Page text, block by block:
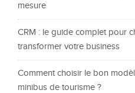
mesure
CRM : le guide complet pour
transformer votre business
Comment choisir le bon
minibus de tourisme ?